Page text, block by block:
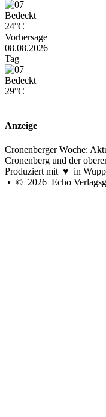
Bedeckt
24°C
Vorhersage
08.08.2026
Tag
Bedeckt
29°C
Anzeige
Cronenberger Woche:
Cronenberg und der
Produziert mit ♥ in
• © 2026 Echo